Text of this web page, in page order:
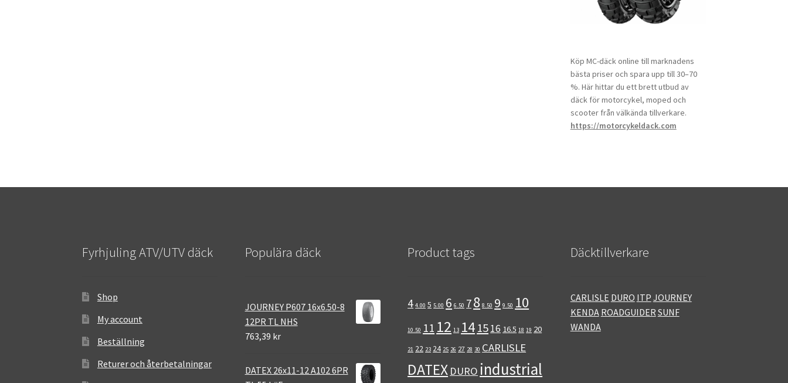
Köp MC-däck online till marknadens
bästa priser och spara upp till 30–70
%. Här hittar du ett brett utbud av
däck för motorcykel, moped och
scooter från välkända tillverkare.
https://motorcykeldack.com
Fyrhjuling ATV/UTV däck
Shop
My account
Beställning
Returer och återbetalningar
Populära däck
JOURNEY P607 16x6.50-8
12PR TL NHS
763,39 kr
DATEX 26x11-12 A102 6PR
Product tags
4 4.00 5 5.00 6 6.50 78 8.50 9 9.50 10
10.50 11 12 13 141516 16.5 18 19 20
21 22 23 24 25 26 27 28 30 CARLISLE
DATEX DURO industrial
Däcktillverkare
CARLISLE DURO ITP JOURNEY
KENDA ROADGUIDER SUNF
WANDA